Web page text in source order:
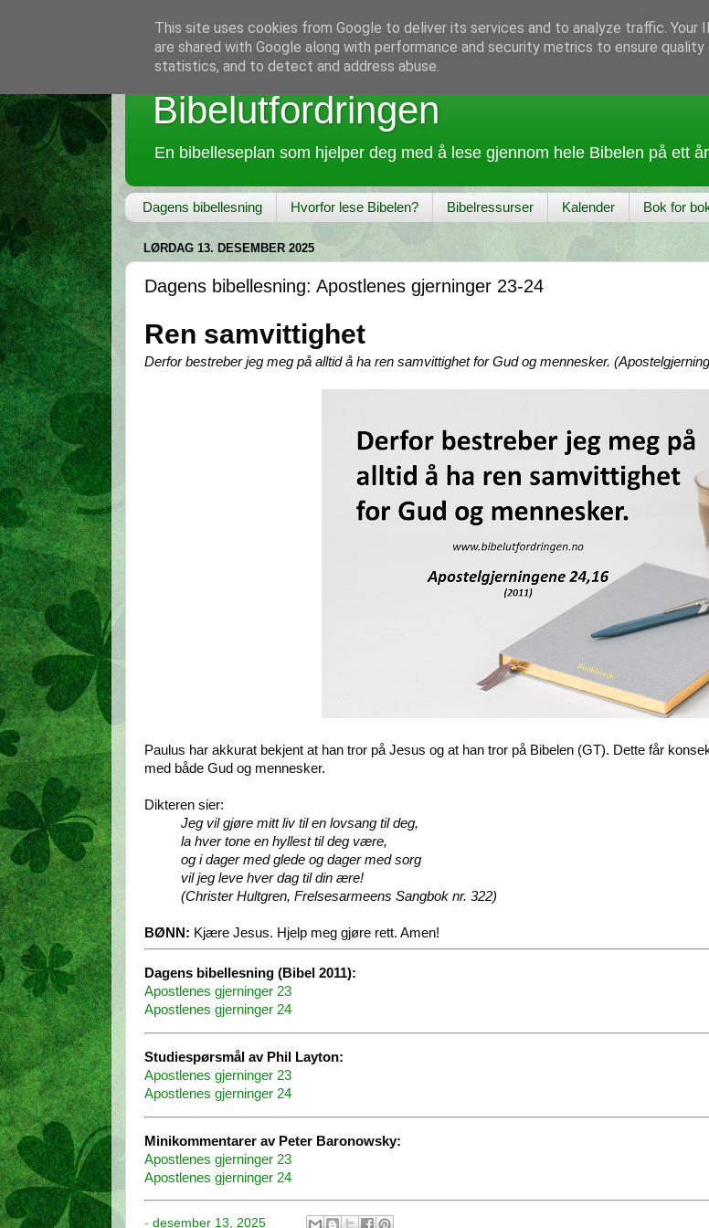
Bibelutfordringen
En bibelleseplan som hjelper deg med å lese gjennom hele Bibelen på ett
Dagens bibellesning Hvorfor lese Bibelen? Bibelressurser Kalender Bok for
LØRDAG 13. DESEMBER 2025
Dagens bibellesning: Apostlenes gjerninger 23-24
Ren samvittighet
Derfor bestreber jeg meg på alltid å ha ren samvittighet for Gud og mennesker.
Paulus har akkurat bekjent at han tror på Jesus og at han tror på Bibelen (GT). Dette får
med både Gud og mennesker.
Dikteren sier:
Jeg vil gjøre mitt liv til en lovsang til deg,
la hver tone en hyllest til deg være,
og i dager med glede og dager med sorg
vil jeg leve hver dag til din ære!
(Christer Hultgren, Frelsesarmeens Sangbok nr. 322)
BØNN: Kjære Jesus. Hjelp meg gjøre rett. Amen!
Dagens bibellesning (Bibel 2011):
Apostlenes gjerninger 23
Apostlenes gjerninger 24
Studiespørsmål av Phil Layton:
Apostlenes gjerninger 23
Apostlenes gjerninger 24
Minikommentarer av Peter Baronowsky:
Apostlenes gjerninger 23
Apostlenes gjerninger 24
- desember 13, 2025
This site uses cookies from Google to deliver its services and to analyze traffic. Your
are shared with Google along with performance and security metrics to ensure
statistics, and to detect and address abuse.